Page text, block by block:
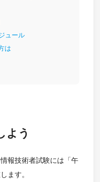
ュール
は
よう
報技術者試験には「午
ます。